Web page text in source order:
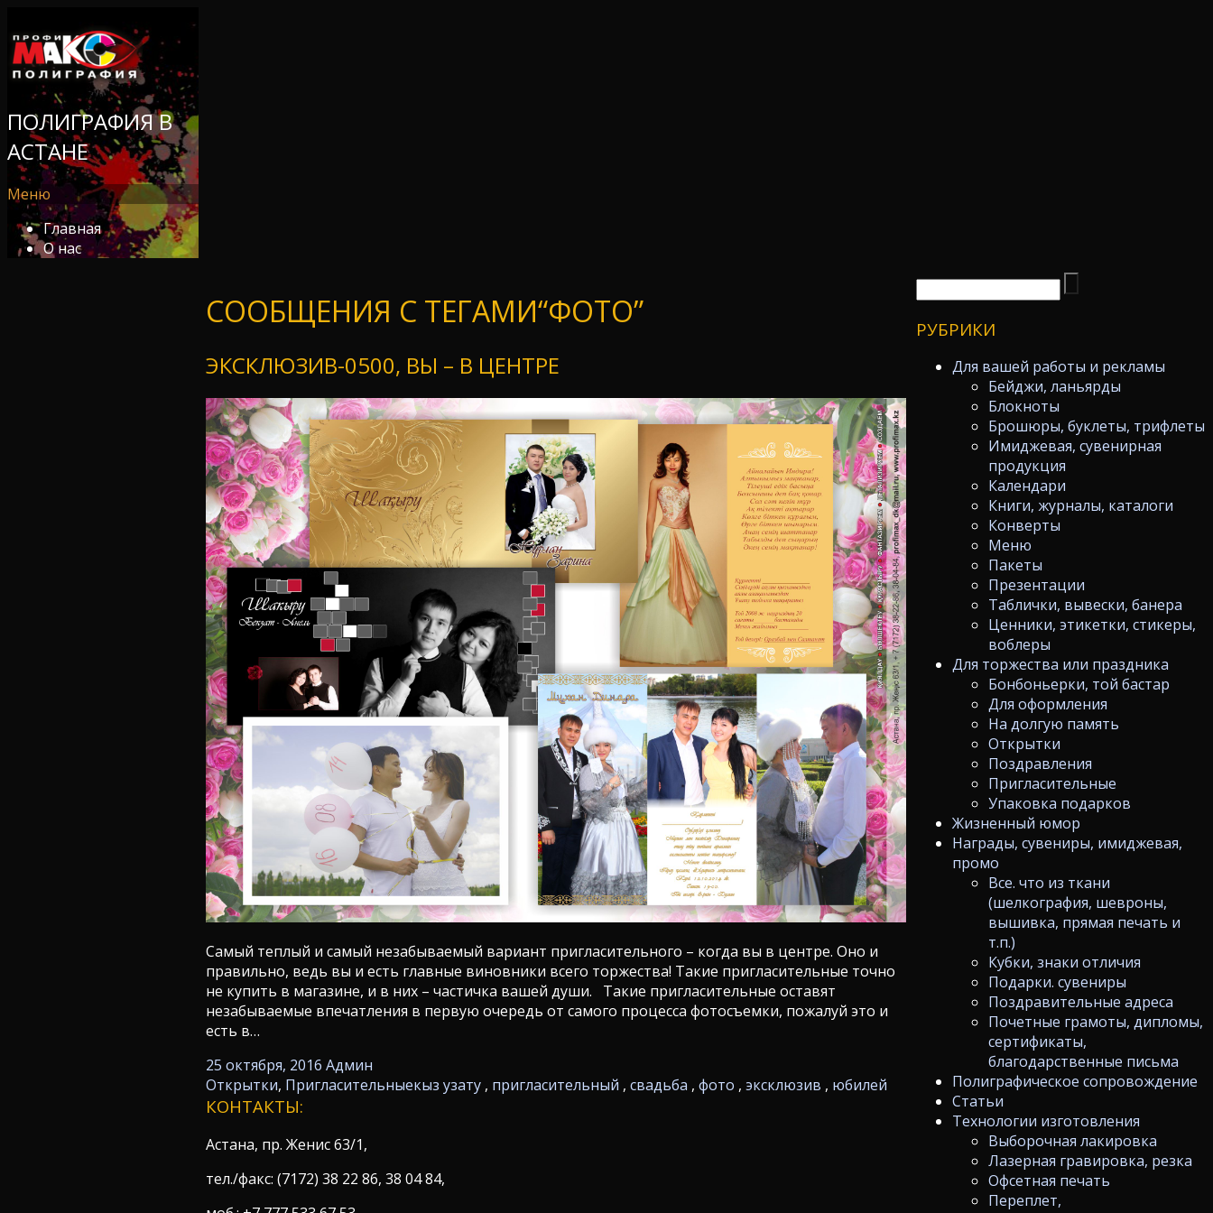
ПОЛИГРАФИЯ В
АСТАНЕ
Меню
Главная
О нас
РУБРИКИ
Для вашей работы и рекламы
Бейджи, ланьярды
Блокноты
Брошюры, буклеты, трифлеты
Имиджевая, сувенирная
продукция
Календари
Книги, журналы, каталоги
Конверты
Меню
Пакеты
Презентации
Таблички, вывески, банера
Ценники, этикетки, стикеры,
воблеры
Для торжества или праздника
Бонбоньерки, той бастар
Для оформления
На долгую память
Открытки
Поздравления
Пригласительные
Упаковка подарков
Жизненный юмор
Награды, сувениры, имиджевая,
промо
Все. что из ткани
(шелкография, шевроны,
вышивка, прямая печать и
т.п.)
Кубки, знаки отличия
Подарки. сувениры
Поздравительные адреса
Почетные грамоты, дипломы,
сертификаты,
благодарственные письма
Полиграфическое сопровождение
Статьи
Технологии изготовления
Выборочная лакировка
Лазерная гравировка, резка
Офсетная печать
Переплет,
СООБЩЕНИЯ С ТЕГАМИ“ФОТО”
ЭКСКЛЮЗИВ-0500, ВЫ – В ЦЕНТРЕ
Самый теплый и самый незабываемый вариант пригласительного – когда вы в центре. Оно и
правильно, ведь вы и есть главные виновники всего торжества! Такие пригласительные точно
не купить в магазине, и в них – частичка вашей души. Такие пригласительные оставят
незабываемые впечатления в первую очередь от самого процесса фотосъемки, пожалуй это и
есть в…
25 октября, 2016 Админ
Открытки, Пригласительныекыз узату, пригласительный , свадьба , фото , эксклюзив , юбилей
КОНТАКТЫ:
Астана, пр. Женис 63/1,
тел./факс: (7172) 38 22 86, 38 04 84,